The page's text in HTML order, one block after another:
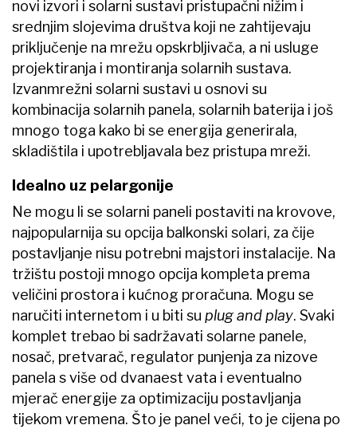
novi izvori i solarni sustavi pristupačni nižim i
srednjim slojevima društva koji ne zahtijevaju
priključenje na mrežu opskrbljivača, a ni usluge
projektiranja i montiranja solarnih sustava.
Izvanmrežni solarni sustavi u osnovi su
kombinacija solarnih panela, solarnih baterija i još
mnogo toga kako bi se energija generirala,
skladištila i upotrebljavala bez pristupa mreži.
Idealno uz pelargonije
Ne mogu li se solarni paneli postaviti na krovove,
najpopularnija su opcija balkonski solari, za čije
postavljanje nisu potrebni majstori instalacije. Na
tržištu postoji mnogo opcija kompleta prema
veličini prostora i kućnog proračuna. Mogu se
naručiti internetom i u biti su plug and play. Svaki
komplet trebao bi sadržavati solarne panele,
nosač, pretvarač, regulator punjenja za nizove
panela s više od dvanaest vata i eventualno
mjerač energije za optimizaciju postavljanja
tijekom vremena. Što je panel veći, to je cijena po